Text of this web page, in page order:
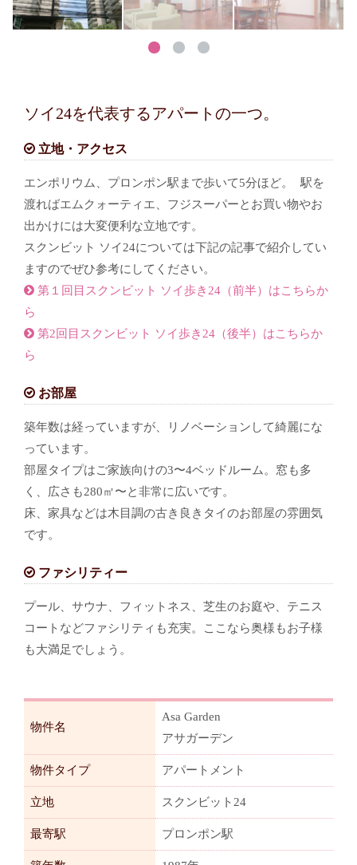
ソイ24を代表するアパートの一つ。
立地・アクセス
エンポリウム、プロンポン駅まで歩いて5分ほど。 駅を
渡ればエムクォーティエ、フジスーパーとお買い物やお
出かけには大変便利な立地です。
スクンビット ソイ24については下記の記事で紹介してい
ますのでぜひ参考にしてください。
第１回目スクンビット ソイ歩き24（前半）はこちらか
ら
第2回目スクンビット ソイ歩き24（後半）はこちらか
ら
お部屋
築年数は経っていますが、リノベーションして綺麗にな
っています。
部屋タイプはご家族向けの3〜4ベッドルーム。窓も多
く、広さも280㎡〜と非常に広いです。
床、家具などは木目調の古き良きタイのお部屋の雰囲気
です。
ファシリティー
プール、サウナ、フィットネス、芝生のお庭や、テニス
コートなどファシリティも充実。ここなら奥様もお子様
も大満足でしょう。
物件名
Asa Garden
アサガーデン
物件タイプ アパートメント
立地 スクンビット24
最寄駅 プロンポン駅